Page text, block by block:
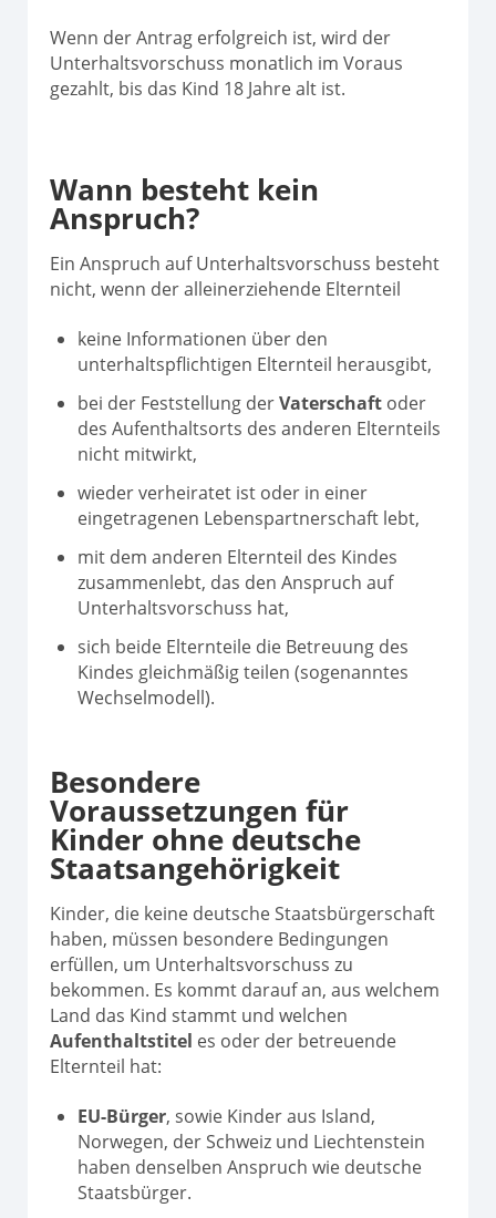
Wenn der Antrag erfolgreich ist, wird der
Unterhaltsvorschuss monatlich im Voraus
gezahlt, bis das Kind 18 Jahre alt ist.
Wann besteht kein
Anspruch?
Ein Anspruch auf Unterhaltsvorschuss besteht
nicht, wenn der alleinerziehende Elternteil
keine Informationen über den
unterhaltspflichtigen Elternteil herausgibt,
bei der Feststellung derVaterschaft oder
des Aufenthaltsorts des anderen Elternteils
nicht mitwirkt,
wieder verheiratet ist oder in einer
eingetragenen Lebenspartnerschaft lebt,
mit dem anderen Elternteil des Kindes
zusammenlebt, das den Anspruch auf
Unterhaltsvorschuss hat,
sich beide Elternteile die Betreuung des
Kindes gleichmäßig teilen (sogenanntes
Wechselmodell).
Besondere
Voraussetzungen für
Kinder ohne deutsche
Staatsangehörigkeit
Kinder, die keine deutsche Staatsbürgerschaft
haben, müssen besondere Bedingungen
erfüllen, um Unterhaltsvorschuss zu
bekommen. Es kommt darauf an, aus welchem
Land das Kind stammt und welchen
Aufenthaltstitel es oder der betreuende
Elternteil hat:
EU-Bürger, sowie Kinder aus Island,
Norwegen, der Schweiz und Liechtenstein
haben denselben Anspruch wie deutsche
Staatsbürger.